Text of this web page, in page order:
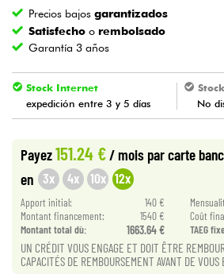
Vientos
Violines y cuarteto
Cables & Acces.
HiFi
Bundle
Precios bajosgarantizados
Satisfecho o rembolsado
Garantía 3 años
Stock Internet
expedición entre 3 y 5 días
No
Payez151.24 €/ mois par carte
en 3x 4x 10x 12x
Apport initial: 140 €
Montant financement:
1540 € Coût
Montant total dù:
1663.64 € TAEG
UN CRÉDIT VOUS ENGAGE ET DOIT ÊTRE
CAPACITÉS DE REMBOURSEMENT AVANT DE VOUS